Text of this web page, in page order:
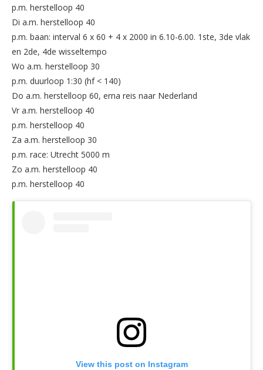
p.m. herstelloop 40
Di a.m. herstelloop 40
p.m. baan: interval 6 x 60 + 4 x 2000 in 6.10-6.00. 1ste, 3de vlak
en 2de, 4de wisseltempo
Wo a.m. herstelloop 30
p.m. duurloop 1:30 (hf < 140)
Do a.m. herstelloop 60, erna reis naar Nederland
Vr a.m. herstelloop 40
p.m. herstelloop 40
Za a.m. herstelloop 30
p.m. race: Utrecht 5000 m
Zo a.m. herstelloop 40
p.m. herstelloop 40
View this post on Instagram